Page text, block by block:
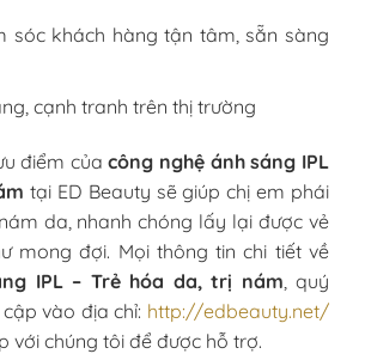
sóc khách hàng tận tâm, sẵn sàng
cạnh tranh trên thị trường
điểm củacông nghệ ánh sáng IPL
tại ED Beauty sẽ giúp chị em phái
da, nhanh chóng lấy lại được vẻ
mong đợi. Mọi thông tin chi tiết về
IPL – Trẻ hóa da, trị nám , quý
vào địa chỉ: http://edbeauty.net/
với chúng tôi để được hỗ trợ.